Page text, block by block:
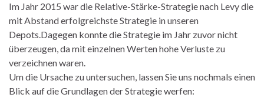
Im Jahr 2015 war die Relative-Stärke-Strategie nach Levy die
mit Abstand erfolgreichste Strategie in unseren
Depots.Dagegen konnte die Strategie im Jahr zuvor nicht
überzeugen, da mit einzelnen Werten hohe Verluste zu
verzeichnen waren.
Um die Ursache zu untersuchen, lassen Sie uns nochmals einen
Blick auf die Grundlagen der Strategie werfen: